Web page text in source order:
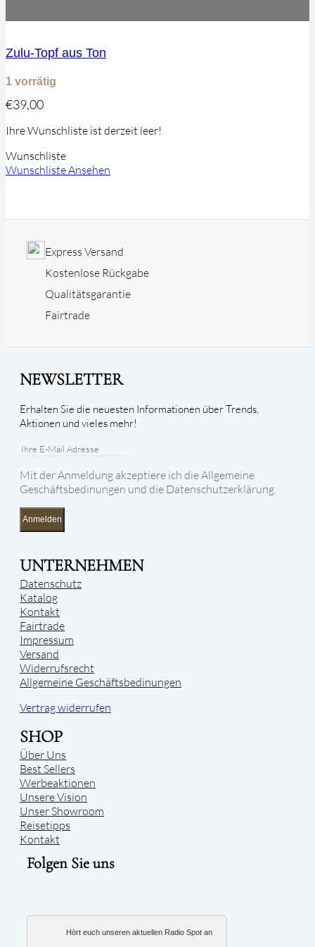
Zulu-Topf aus Ton
1 vorrätig
€39,00
Ihre Wunschliste ist derzeit leer!
Wunschliste
Wunschliste Ansehen
Express Versand
Kostenlose Rückgabe
Qualitätsgarantie
Fairtrade
NEWSLETTER
Erhalten Sie die neuesten Informationen über Trends,
Aktionen und vieles mehr!
Mit der Anmeldung akzeptiere ich die Allgemeine
Geschäftsbedinungen und die Datenschutzerklärung.
Anmelden
UNTERNEHMEN
Datenschutz
Katalog
Kontakt
Fairtrade
Impressum
Versand
Widerrufsrecht
Allgemeine Geschäftsbedinungen
Vertrag widerrufen
SHOP
Über Uns
Best Sellers
Werbeaktionen
Unsere Vision
Unser Showroom
Reisetipps
Kontakt
Folgen Sie uns
Hört euch unseren aktuellen Radio Spot an